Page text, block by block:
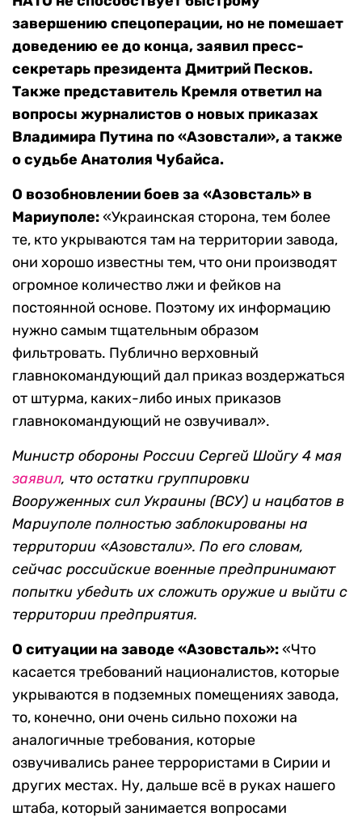
завершению спецоперации, но не помешает
доведению ее до конца, заявил пресс-
секретарь президента Дмитрий Песков.
Также представитель Кремля ответил на
вопросы журналистов о новых приказах
Владимира Путина по «Азовстали», а также
о судьбе Анатолия Чубайса.
О возобновлении боев за «Азовсталь» в
Мариуполе:«Украинская сторона, тем более
те, кто укрываются там на территории завода,
они хорошо известны тем, что они производят
огромное количество лжи и фейков на
постоянной основе. Поэтому их информацию
нужно самым тщательным образом
фильтровать. Публично верховный
главнокомандующий дал приказ воздержаться
от штурма, каких-либо иных приказов
главнокомандующий не озвучивал».
Министр обороны России Сергей Шойгу 4 мая
заявил, что остатки группировки
Вооруженных сил Украины (ВСУ) и нацбатов в
Мариуполе полностью заблокированы на
территории «Азовстали». По его словам,
сейчас российские военные предпринимают
попытки убедить их сложить оружие и выйти с
территории предприятия.
О ситуации на заводе «Азовсталь»:«Что
касается требований националистов, которые
укрываются в подземных помещениях завода,
то, конечно, они очень сильно похожи на
аналогичные требования, которые
озвучивались ранее террористами в Сирии и
других местах. Ну, дальше всё в руках нашего
штаба, который занимается вопросами